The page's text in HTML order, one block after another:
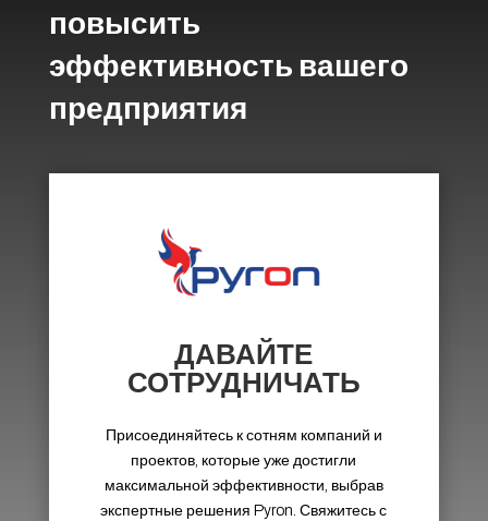
повысить
эффективность вашего
предприятия
ДАВАЙТЕ
СОТРУДНИЧАТЬ
Присоединяйтесь к сотням компаний и
проектов, которые уже достигли
максимальной эффективности, выбрав
экспертные решения Pyron. Свяжитесь с